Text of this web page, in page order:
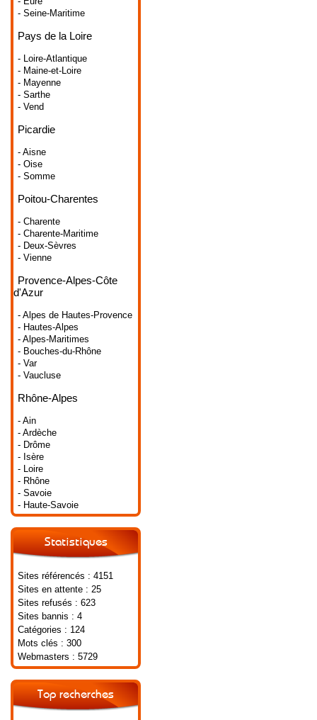
- Seine-Maritime
Pays de la Loire
- Loire-Atlantique
- Maine-et-Loire
- Mayenne
- Sarthe
- Vend
Picardie
- Aisne
- Oise
- Somme
Poitou-Charentes
- Charente
- Charente-Maritime
- Deux-Sèvres
- Vienne
Provence-Alpes-Côte
d'Azur
- Alpes de Hautes-Provence
- Hautes-Alpes
- Alpes-Maritimes
- Bouches-du-Rhône
- Var
- Vaucluse
Rhône-Alpes
- Ain
- Ardèche
- Drôme
- Isère
- Loire
- Rhône
- Savoie
- Haute-Savoie
Statistiques
Sites référencés : 4151
Sites en attente : 25
Sites refusés : 623
Sites bannis : 4
Catégories : 124
Mots clés : 300
Webmasters : 5729
Top recherches